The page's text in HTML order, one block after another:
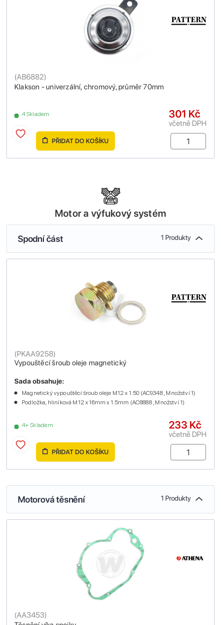
Klakson - univerzální, chromový, průměr 70mm
(AB6882)
4 Skladem 301 Kč
včetně DPH
PŘIDAT DO KOŠÍKU
Motor a výfukový systém
Spodní část 1 Produkty
Vypouštěcí šroub oleje magnetický
(PKAA9258)
4+ Skladem
Sada obsahuje:
Magnetický vypouštěcí šroub oleje M12 x 1.50 (AC9348 , Množství 1)
Podložka, hliníková M12 x 16mm x 1.5mm (AC8888 , Množství 1)
233 Kč
včetně DPH
PŘIDAT DO KOŠÍKU
Motorová těsnění 1 Produkty
(AA3453)